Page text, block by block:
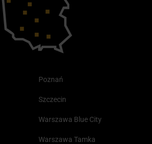
Poznań
Szczecin
Warszawa Blue City
Warszawa Tamka